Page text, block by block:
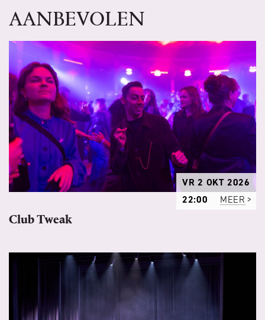
AANBEVOLEN
VR 2 OKT 2026
22:00
MEER
Club Tweak